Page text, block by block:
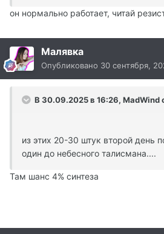
он нормально работает, читай
Малявка
Опубликовано 30 сентября,
В 30.09.2025 в 16:26, MadWind
из этих 20-30 штук второй день
один до небесного талисмана....
Там шанс 4% синтеза